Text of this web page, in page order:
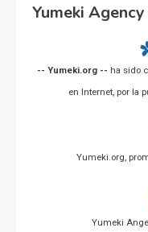
Yumeki
-- Yumeki.org -- ha sido
en Internet, por la
Yumeki.org,
Yumeki